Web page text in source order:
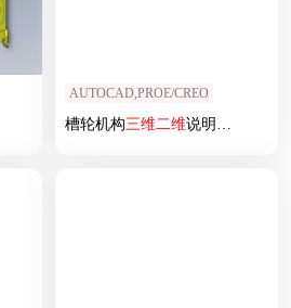
AUTOCAD,PROE/CREO
槽轮机构三维二维说明书CAD-CAM